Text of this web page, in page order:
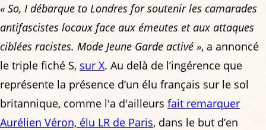
« So, I débarque to Londres for soutenir les camarades
antifascistes locaux face aux émeutes et aux attaques
ciblées racistes. Mode Jeune Garde activé », a annoncé
le triple fiché S, sur X. Au delà de l’ingérence que
représente la présence d’un élu français sur le sol
britannique, comme l'a d'ailleurs fait remarquer
Aurélien Véron, élu LR de Paris, dans le but d’en